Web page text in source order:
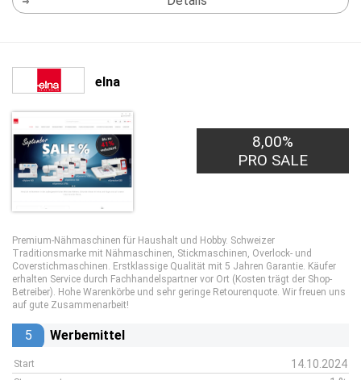
elna
8,00%
PRO SALE
Premium-Nähmaschinen für Haushalt und Hobby. Schweizer
Traditionsmarke mit Nähmaschinen, Stickmaschinen, Overlock- und
Coverstichmaschinen. Erstklassige Qualität mit 5 Jahren Garantie. Käufer
erhalten Service durch Fachhandelspartner vor Ort (Kosten trägt der Shop-
Betreiber). Hohe Warenkörbe und sehr geringe Retourenquote. Wir freuen uns
auf gute Zusammenarbeit!
5 Werbemittel
Start 14.10.2024